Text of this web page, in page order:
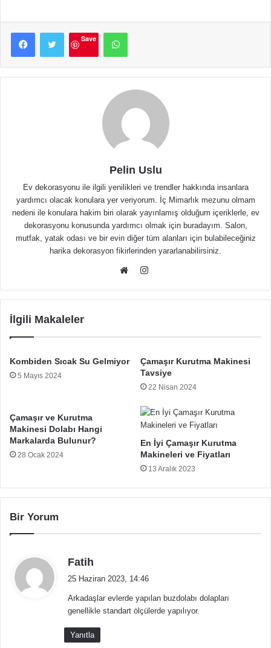
FacebookTwitter
Save
WhatsApp
Pelin Uslu
Ev dekorasyonu ile ilgili yenilikleri ve trendler hakkında insanlara
yardımcı olacak konulara yer veriyorum. İç Mimarlık mezunu olmam
nedeni ile konulara hakim biri olarak yayınlamış olduğum içeriklerle, ev
dekorasyonu konusunda yardımcı olmak için buradayım. Salon,
mutfak, yatak odası ve bir evin diğer tüm alanları için bulabileceğiniz
harika dekorasyon fikirlerinden yararlanabilirsiniz.
sitesi
Instagram
İlgili Makaleler
Kombiden Sıcak Su Gelmiyor
5 Mayıs 2024
Çamaşır Kurutma Makinesi
Tavsiye
22 Nisan 2024
Çamaşır ve Kurutma
Makinesi Dolabı Hangi
Markalarda Bulunur?
28 Ocak 2024
En İyi Çamaşır Kurutma
Makineleri ve Fiyatları
13 Aralık 2023
Bir Yorum
Fatih
i
k
i
:
25 Haziran 2023, 14:46
Arkadaşlar evlerde yapılan buzdolabı dolapları
genellikle standart ölçülerde yapılıyor.
Yanıtla